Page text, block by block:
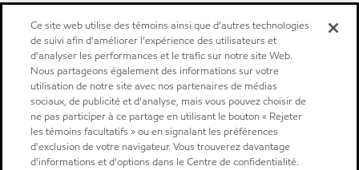
Ce site web utilise des témoins ainsi que d'autres technologies
de suivi afin d'améliorer l'expérience des utilisateurs et
d'analyser les performances et le trafic sur notre site Web.
Nous partageons également des informations sur votre
utilisation de notre site avec nos partenaires de médias
sociaux, de publicité et d'analyse, mais vous pouvez choisir de
ne pas participer à ce partage en utilisant le bouton « Rejeter
les témoins facultatifs » ou en signalant les préférences
d'exclusion de votre navigateur. Vous trouverez davantage
d'informations et d'options dans le Centre de confidentialité.